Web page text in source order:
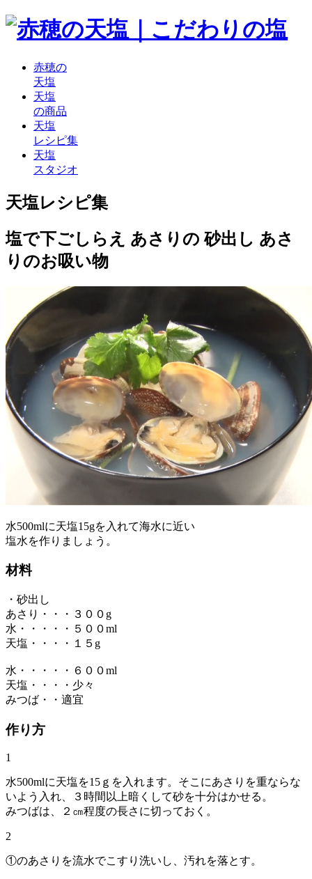
赤穂の
天塩
天塩
の商品
天塩
レシピ集
天塩
スタジオ
天塩レシピ集
塩で下ごしらえ あさりの 砂出し あさ
りのお吸い物
水500mlに天塩15gを入れて海水に近い
塩水を作りましょう。
材料
・砂出し
あさり・・・３００g
水・・・・・５００ml
天塩・・・・１５g
水・・・・・６００ml
天塩・・・・少々
みつば・・適宜
作り方
1
水500mlに天塩を15ｇを入れます。そこにあさりを重ならな
いよう入れ、３時間以上暗くして砂を十分はかせる。
みつばは、２㎝程度の長さに切っておく。
2
①のあさりを流水でこすり洗いし、汚れを落とす。